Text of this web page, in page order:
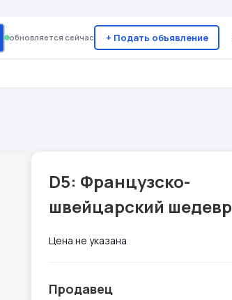
обновляется сейчас + Подать объявление
D5: Французско-
швейцарский шедевр
Цена не указана
Продавец